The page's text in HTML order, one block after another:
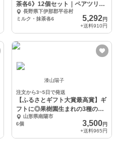
茶各6》12個セット｜ペアツリー
ファーム
長野県下伊那郡平谷村
ミルク・抹茶各6
5,292円
+送料910円
漆山陽子
注文から3~5日で発送
【ふるさとギフト大賞最高賞】ギ
フトに◎果樹園生まれの3種のぶ
どうジェラート
山形県南陽市
6個
3,500円
+送料965円